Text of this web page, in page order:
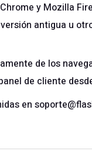
y Mozilla
antigua u
de los
de cliente
en